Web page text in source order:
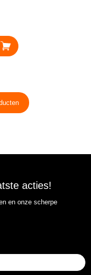
acties!
en onze scherpe